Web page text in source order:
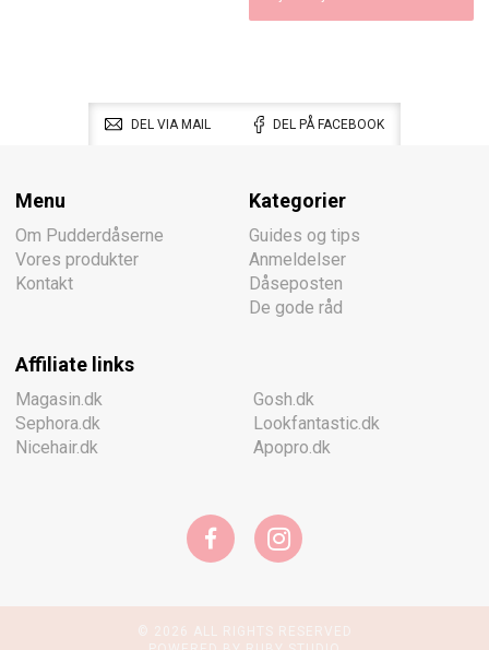
DEL VIA MAIL DEL PÅ FACEBOOK
Menu
Om Pudderdåserne
Vores produkter
Kontakt
Kategorier
Guides og tips
Anmeldelser
Dåseposten
De gode råd
Affiliate links
Magasin.dk
Sephora.dk
Nicehair.dk
Gosh.dk
Lookfantastic.dk
Apopro.dk
© 2026 ALL RIGHTS RESERVED